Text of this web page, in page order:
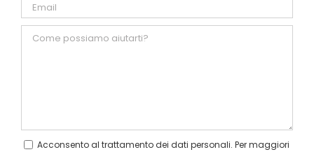
Acconsento al trattamento dei dati personali. Per maggiori